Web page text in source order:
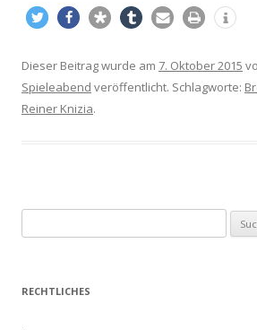
Dieser Beitrag wurde am 7. Oktober 2015
Spieleabend veröffentlicht. Schlagworte:
Reiner Knizia.
u
RECHTLICHES